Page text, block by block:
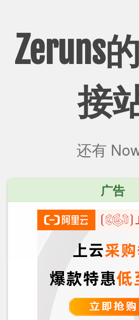
Zeruns
接
还有
广告